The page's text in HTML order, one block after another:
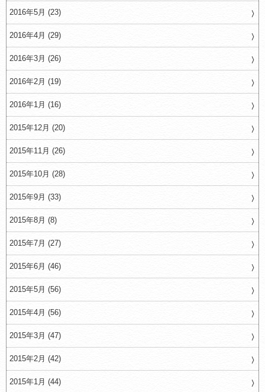
2016年5月 (23)
2016年4月 (29)
2016年3月 (26)
2016年2月 (19)
2016年1月 (16)
2015年12月 (20)
2015年11月 (26)
2015年10月 (28)
2015年9月 (33)
2015年8月 (8)
2015年7月 (27)
2015年6月 (46)
2015年5月 (56)
2015年4月 (56)
2015年3月 (47)
2015年2月 (42)
2015年1月 (44)